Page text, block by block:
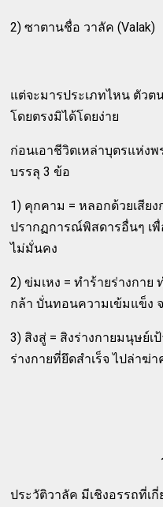
2) ซาตานชื่อ วาลัค (Valak)
แต่จะมารประเภทไหน ตัว
โดยตรงมิได้โดยง่าย
ก่อนเอาชีวิตเหล่าบุตรแห่ง
บรรลุ 3 ข้อ
1) คุกคาม = หลอกด้วยเสียง
ปรากฏการณ์พิสดารอื่นๆ เพื่
ไม่มั่นคง
2) ข่มเหง = ทำร้ายร่างกา
กล้า บั่นทอนความเข้มแข็ง
3) สิงสู่ = สิงร่างกายมนุษย์
ร่างกายที่ยึดสำเร็จ ไปล่าฆ่
ประวัติวาลัค มีเชิงอรรถที่เ